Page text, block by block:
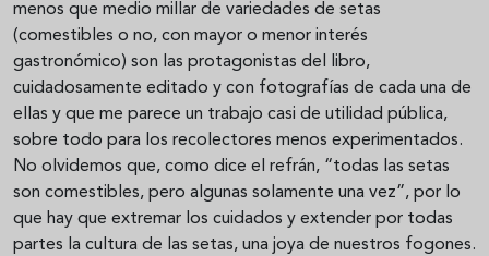
menos que medio millar de variedades de setas
(comestibles o no, con mayor o menor interés
gastronómico) son las protagonistas del libro,
cuidadosamente editado y con fotografías de cada una de
ellas y que me parece un trabajo casi de utilidad pública,
sobre todo para los recolectores menos experimentados.
No olvidemos que, como dice el refrán, “todas las setas
son comestibles, pero algunas solamente una vez”, por lo
que hay que extremar los cuidados y extender por todas
partes la cultura de las setas, una joya de nuestros fogones.